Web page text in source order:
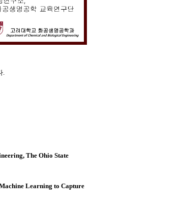
.
The Ohio State
Learning to Capture